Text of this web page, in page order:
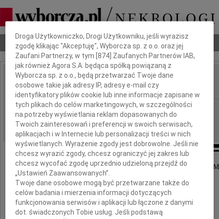
Nekrologi Odeszli Poradnik pogrzebowy
IMIĘ I NAZWISKO: Janina Libich
REGION: Łódź
DATA EMISJI: 17.12.2019
W listopadzie minęła 25-ta rocznica śmierci mojej
Janiny Libich
Dbamy o Twoją prywatność
Droga Użytkowniczko, Drogi Użytkowniku, jeśli wyrazisz
zgodę klikając "Akceptuję", Wyborcza sp. z o.o. oraz jej
Zaufani Partnerzy, w tym [874 ] Zaufanych Partnerów IAB,
jak również Agora S.A. będąca spółką powiązaną z
Wyborcza sp. z o.o., będą przetwarzać Twoje dane
osobowe takie jak adresy IP, adresy e-mail czy
identyfikatory plików cookie lub inne informacje zapisane w
tych plikach do celów marketingowych, w szczególności
na potrzeby wyświetlania reklam dopasowanych do
Twoich zainteresowań i preferencji w swoich serwisach,
aplikacjach i w Internecie lub personalizacji treści w nich
wyświetlanych. Wyrażenie zgody jest dobrowolne. Jeśli nie
chcesz wyrazić zgody, chcesz ograniczyć jej zakres lub
chcesz wycofać zgodę uprzednio udzieloną przejdź do
„Ustawień Zaawansowanych”.
Twoje dane osobowe mogą być przetwarzane także do
celów badania i mierzenia informacji dotyczących
funkcjonowania serwisów i aplikacji lub łączone z danymi
dot. świadczonych Tobie usług. Jeśli podstawą